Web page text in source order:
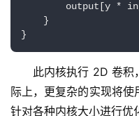
output[y *
    }
}
此内核执行 2D 卷积
际上，更复杂的实现将
针对各种内核大小进行优